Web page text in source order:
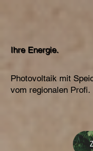
Ihre Energie.
Photovoltaik mit
vom regionalen Profi.